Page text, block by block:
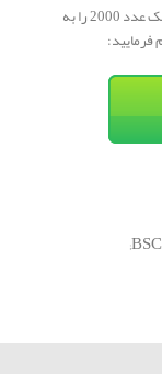
جهت استفاده از سامانه جامع مدیریت هوشمند پیامک عدد 2000 را به